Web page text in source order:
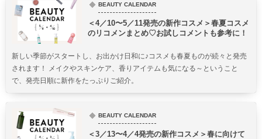
BEAUTY CALENDAR
＜4／10〜5／11発売の新作コスメ＞春夏コスメ
のリコメンまとめ♡お試しコメントも参考に！
新しい季節がスタートし、お出かけ日和に♪コスメも春夏ものが続々と発売
されます！ メイクやスキンケア、香りアイテムも気になる～ということ
で、発売日順に新作をたっぷりご紹介。
BEAUTY CALENDAR
＜3／13〜4／4発売の新作コスメ＞春に向けて